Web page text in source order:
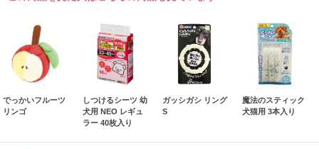
でっかいフルーツ
リンゴ
しつけるシーツ 幼
犬用 NEO レギュ
ラー 40枚入り
ガッシガシ リング
S
魔法のスティック
犬猫用 3本入り